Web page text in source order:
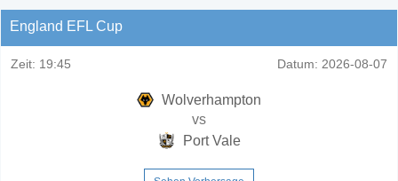
England EFL Cup
Zeit: 19:45 Datum: 2026-08-07
Wolverhampton
vs
Port Vale